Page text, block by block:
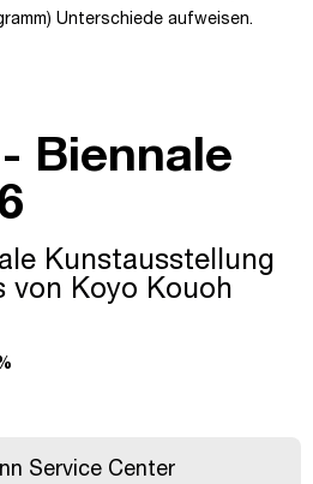
Unterschiede aufweisen.
Biennale
Kunstausstellung
von Koyo Kouoh
Service Center